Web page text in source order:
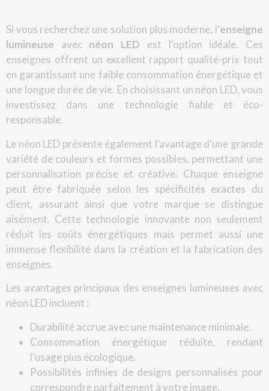
Si vous recherchez une solution plus moderne, l’enseigne
lumineuse avec néon LED est l’option idéale. Ces
enseignes offrent un excellent rapport qualité-prix tout
en garantissant une faible consommation énergétique et
une longue durée de vie. En choisissant un néon LED, vous
investissez dans une technologie fiable et éco-
responsable.
Le néon LED présente également l’avantage d’une grande
variété de couleurs et formes possibles, permettant une
personnalisation précise et créative. Chaque enseigne
peut être fabriquée selon les spécificités exactes du
client, assurant ainsi que votre marque se distingue
aisément. Cette technologie innovante non seulement
réduit les coûts énergétiques mais permet aussi une
immense flexibilité dans la création et la fabrication des
enseignes.
Les avantages principaux des enseignes lumineuses avec
néon LED incluent :
Durabilité accrue avec une maintenance minimale.
Consommation énergétique réduite, rendant
l’usage plus écologique.
Possibilités infinies de designs personnalisés pour
correspondre parfaitement à votre image.